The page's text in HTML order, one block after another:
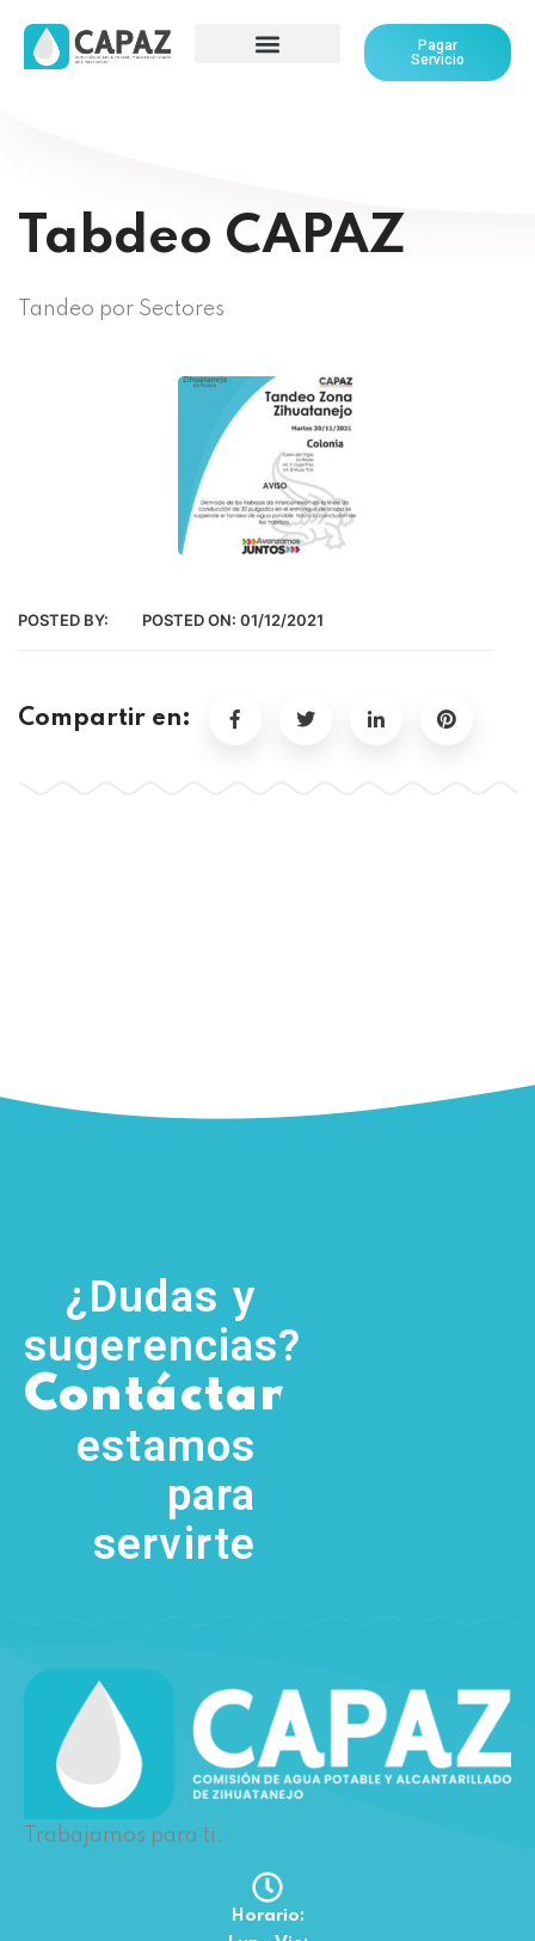
Pagar
Servicio
Tabdeo CAPAZ
Tandeo por Sectores
POSTED BY: POSTED ON: 01/12/2021
Compartir en:
¿Dudas y
sugerencias?
Contáctanos
estamos
para
servirte
Trabajamos para ti.
Horario: